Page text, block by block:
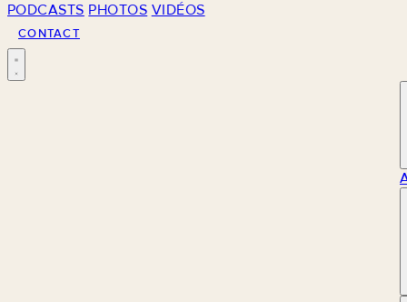
PODCASTS PHOTOS VIDÉOS
CONTACT